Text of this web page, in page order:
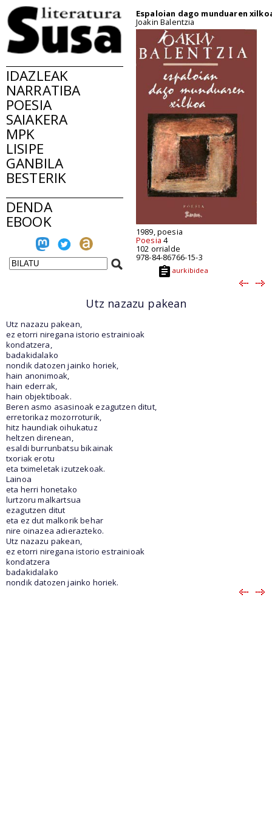
IDAZLEAK
NARRATIBA
POESIA
SAIAKERA
MPK
LISIPE
GANBILA
BESTERIK
DENDA
EBOOK
Espaloian dago munduaren
Joakin Balentzia
1989, poesia
Poesia 4
102 orrialde
978-84-86766-15-3
aurkibidea
Utz nazazu pakean
Utz nazazu pakean,
ez etorri niregana istorio estrainioak
kondatzera,
badakidalako
nondik datozen jainko horiek,
hain anonimoak,
hain ederrak,
hain objektiboak.
Beren asmo asasinoak ezagutzen ditut,
erretorikaz mozorroturik,
hitz haundiak oihukatuz
heltzen direnean,
esaldi burrunbatsu bikainak
txoriak erotu
eta tximeletak izutzekoak.
Lainoa
eta herri honetako
lurtzoru malkartsua
ezagutzen ditut
eta ez dut malkorik behar
nire oinazea adierazteko.
Utz nazazu pakean,
ez etorri niregana istorio estrainioak
kondatzera
badakidalako
nondik datozen jainko horiek.